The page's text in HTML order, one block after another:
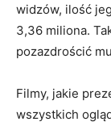
widzów, ilość
3,36 miliona.
pozazdrościć
Filmy, jakie
wszystkich